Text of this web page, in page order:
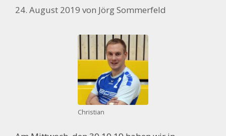
24. August 2019 von Jörg Sommerfeld
Christian